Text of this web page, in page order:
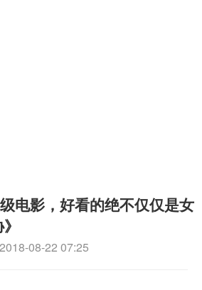
级电影，好看的绝不仅仅是女
08-22 07:25